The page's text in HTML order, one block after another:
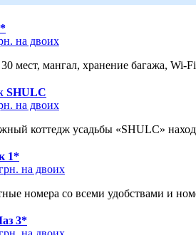
на двоих
мест, мангал, хранение багажа, Wi-
SHULC
на двоих
коттедж усадьбы «SHULC»
1*
на двоих
номера со всеми удобствами и
3*